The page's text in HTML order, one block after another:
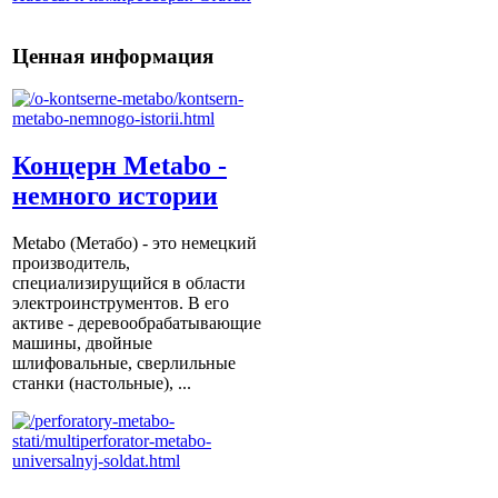
Ценная информация
Концерн Metabo -
немного истории
Metabo (Метабо) - это немецкий
производитель,
специализирущийся в области
электроинструментов. В его
активе - деревообрабатывающие
машины, двойные
шлифовальные, сверлильные
станки (настольные), ...